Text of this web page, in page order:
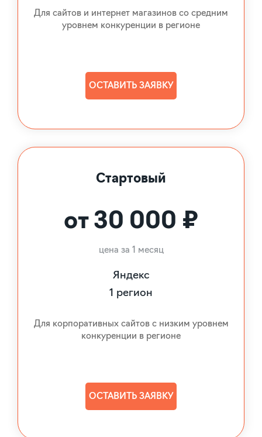
Для сайтов и интернет магазинов со средним
уровнем конкуренции в регионе
ОСТАВИТЬ ЗАЯВКУ
Стартовый
от 30 000 ₽
цена за 1 месяц
Яндекс
1 регион
Для корпоративных сайтов с низким уровнем
конкуренции в регионе
ОСТАВИТЬ ЗАЯВКУ